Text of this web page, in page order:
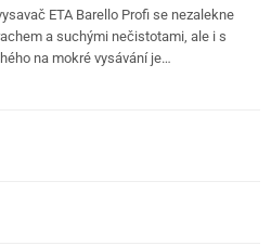
ETA Barello Profi se nezalekne
a suchými nečistotami, ale i s
na mokré vysávání je…